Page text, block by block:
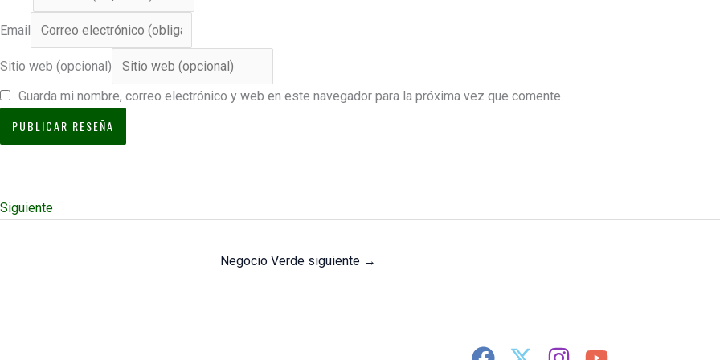
Email
Sitio web (opcional)
Guarda mi nombre, correo electrónico y web en este navegador para la próxima vez que comente.
Siguiente
Negocio Verde siguiente →